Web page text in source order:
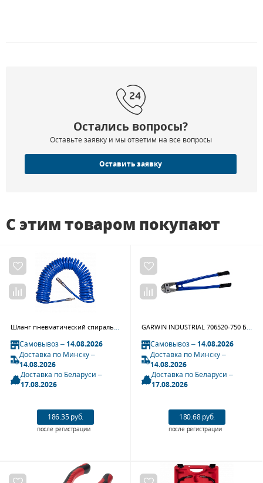
Остались вопросы?
Оставьте заявку и мы ответим на все вопросы
Оставить заявку
С этим товаром покупают
Шланг пневматический спиральный высокого давления KING TONY 79962-20, 8х12 мм, 20 м, полиуретановый, фитинги
Самовывоз –14.08.2026
Доставка по Минску –
14.08.2026
Доставка по Беларуси –
17.08.2026
186.35 руб.
после регистрации
GARWIN INDUSTRIAL 706520-750 Болторез 750 мм
Самовывоз –14.08.2026
Доставка по Минску –
14.08.2026
Доставка по Беларуси –
17.08.2026
180.68 руб.
после регистрации